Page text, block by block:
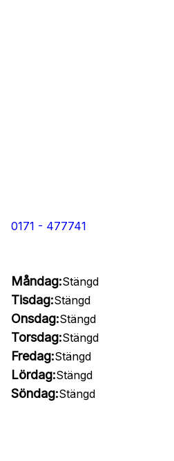
0171 - 477741
Måndag:Stängd
Tisdag:Stängd
Onsdag:Stängd
Torsdag:Stängd
Fredag:Stängd
Lördag:Stängd
Söndag:Stängd